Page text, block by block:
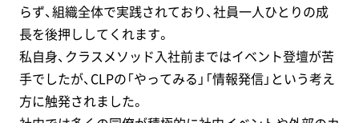
らず、組織全体で実践されており、社員一人ひとりの成
長を後押ししてくれます。
私自身、クラスメソッド入社前まではイベント登壇が苦
手でしたが、CLPの「やってみる」「情報発信」という考え
方に触発されました。